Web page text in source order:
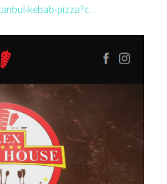
kebab-pizza?c...